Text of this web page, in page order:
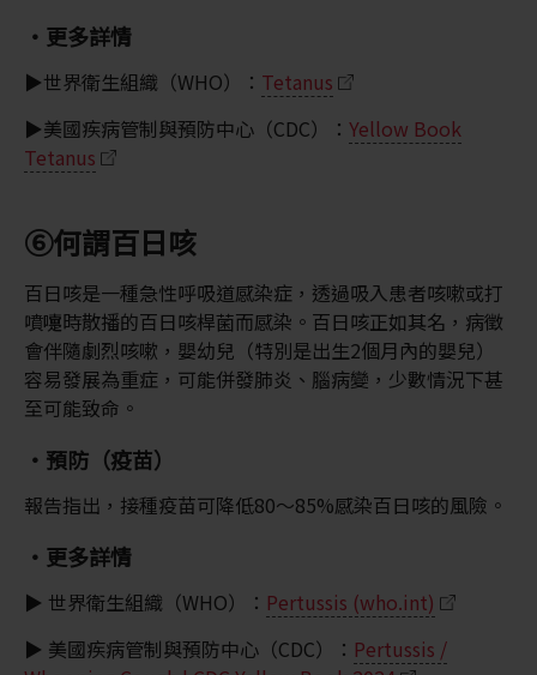
・更多詳情
▶世界衛生組織（WHO）： Tetanus
▶美國疾病管制與預防中心（CDC）： Yellow Book
Tetanus
⑥何謂百日咳
百日咳是一種急性呼吸道感染症，透過吸入患者咳嗽或打
噴嚏時散播的百日咳桿菌而感染。百日咳正如其名，病徵
會伴隨劇烈咳嗽，嬰幼兒（特別是出生2個月內的嬰兒）
容易發展為重症，可能併發肺炎、腦病變，少數情況下甚
至可能致命。
・預防（疫苗）
報告指出，接種疫苗可降低80～85%感染百日咳的風險。
・更多詳情
▶ 世界衛生組織（WHO）： Pertussis (who.int)
▶ 美國疾病管制與預防中心（CDC）： Pertussis /